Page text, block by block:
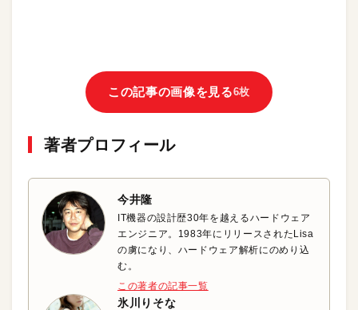
この記事の画像を見る6枚
著者プロフィール
今井隆
IT機器の設計歴30年を越えるハードウェア
エンジニア。1983年にリリースされたLisa
の虜になり、ハードウェア解析にのめり込
む。
この著者の記事一覧
氷川りそな